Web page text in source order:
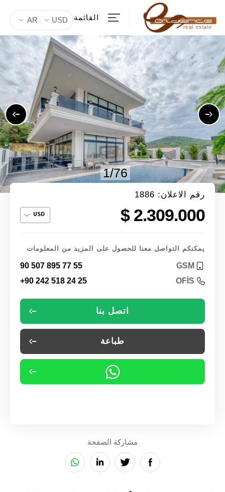
القائمة AR USD
1/76
رقم الاعلان: 1886
2.309.000 $
يمكنكم التواصل معنا للحصول على المزيد من المعلومات
GSM
90 507 895 77 55
OFİS
+90 242 518 24 25
اتصل بنا
طباعة
مشاركة الصفحة